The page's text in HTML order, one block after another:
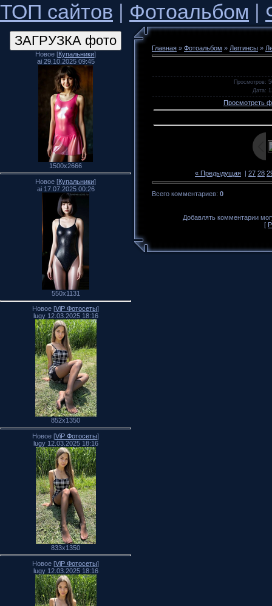
ТОП сайтов | Фотоальбом |
Новое [Купальники]
ai 29.10.2025 09:45
1500x2666
Новое [Купальники]
ai 17.07.2025 00:26
550x1131
Новое [ViP Фотосеты]
lugy 12.03.2025 18:16
852x1350
Новое [ViP Фотосеты]
lugy 12.03.2025 18:16
833x1350
Новое [ViP Фотосеты]
lugy 12.03.2025 18:16
Главная » Фотоальбом » Леггинсы »
Просмотров:
Дата:
Просмотреть
« Предыдущая | 27 28
Всего комментариев: 0
Добавлять комментарии
[